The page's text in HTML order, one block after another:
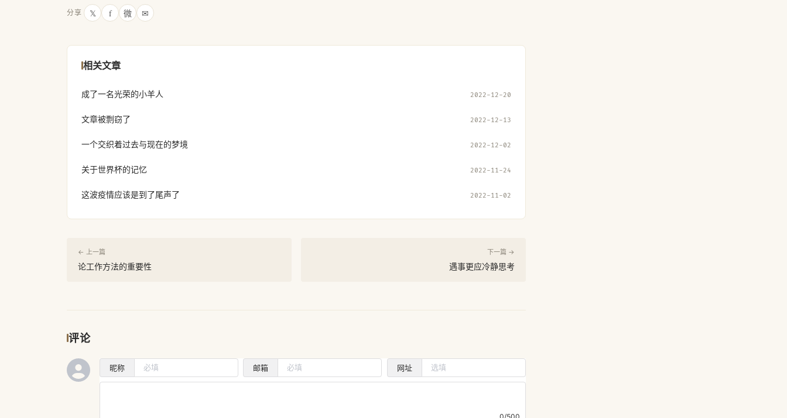
分享 𝕏 f 微 ✉
相关文章
成了一名光荣的小羊人 2022-12-20
文章被剽窃了 2022-12-13
一个交织着过去与现在的梦境 2022-12-02
关于世界杯的记忆 2022-11-24
这波疫情应该是到了尾声了 2022-11-02
← 上一篇
论工作方法的重要性
下一篇 →
遇事更应冷静思考
评论
昵称 邮箱 网址